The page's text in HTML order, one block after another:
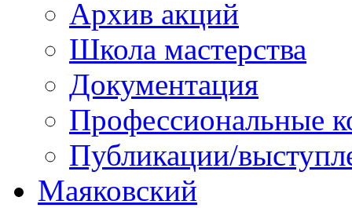
Архив акций
Школа мастерства
Документация
Профессиональные
Публикации/
Маяковский